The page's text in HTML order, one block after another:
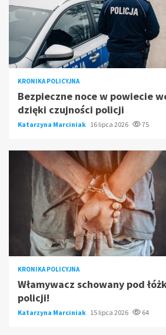
KRONIKA POLICYJNA
Bezpieczne noce w powiecie
dzięki czujności policji
Katarzyna Marciniak 16 lipca 2026 75
KRONIKA POLICYJNA
Włamywacz schowany pod
policji!
Katarzyna Marciniak 15 lipca 2026 64